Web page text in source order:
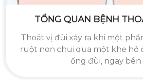
TỔNG QUAN BỆNH
Thoát vị đùi xảy ra khi một
ruột non chui qua một khe hở
ống đùi, ngay bên